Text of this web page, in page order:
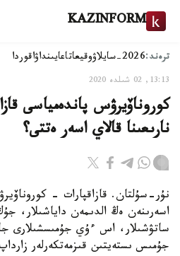
KAZINFORM
ترەند:2026-سايلاۋ وقيعاتاعايىنداۋاقوردا
13:13, 02 شىلدە 2020
كوروناۆيرۋس پاندەمياسى
نارىعىنا قالاي اسەر ەتتى؟
نۇر-سۇلتان. قازاقپارات -
اسەرىنەن ەڭ الدىمەن داياشىلار، جۇك
ساتۋشىلار، اس ءۇي جۇمىسشىلارى
جۇمىس ىستەيتىن قىزمەتكەرلەر